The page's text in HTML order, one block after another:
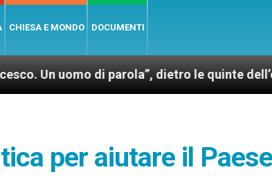
CHIESA E MONDO DOCUMENTI
di parola”, dietro le quinte dell’omonimo
per aiutare il